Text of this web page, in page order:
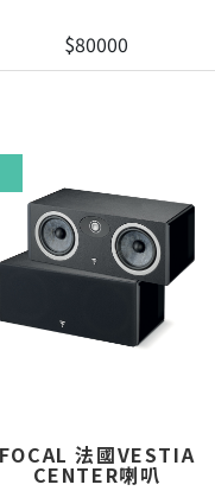
$80000
FOCAL 法國VESTIA
CENTER喇叭